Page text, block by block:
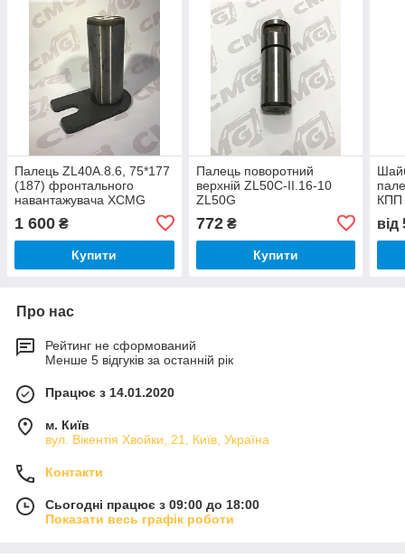
Палець ZL40A.8.6, 75*177
(187) фронтального
навантажувача XCMG
1 600 ₴
Купити
Палець поворотний
верхній ZL50C-II.16-10
ZL50G
772₴
Купити
КПП
від
Про нас
Рейтинг не сформований
Менше 5 відгуків за останній рік
Працює з 14.01.2020
м. Київ
вул. Вікентія Хвойки, 21, Київ, Україна
Контакти
Сьогодні працює з 09:00 до 18:00
Показати весь графік роботи